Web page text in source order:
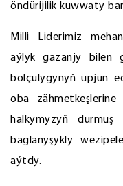
öndürijilik kuwwaty
Milli Liderimiz
aýlyk gazanjy bilen
bolçulygynyň üpjün
oba
halkymyzyň durmuş
baglanyşykly
aýtdy.